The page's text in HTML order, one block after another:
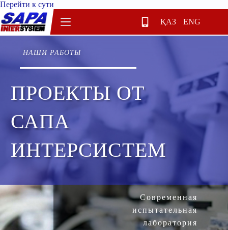
Перейти к сути
ҚАЗ
ENG
НАШИ РАБОТЫ
ПРОЕКТЫ ОТ
САПА
ИНТЕРСИСТЕМ
Современная
испытательная
лаборатория